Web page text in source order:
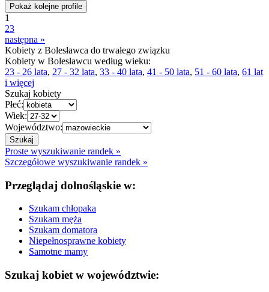
Pokaż kolejne profile
1
23
następna »
Kobiety z Bolesławca do trwałego związku
Kobiety w Bolesławcu według wieku:
23 - 26 lata, 27 - 32 lata, 33 - 40 lata, 41 - 50 lata, 51 - 60 lata, 61 lat
i więcej
Szukaj kobiety
Płeć:
Wiek:
Województwo:
Proste wyszukiwanie randek »
Szczegółowe wyszukiwanie randek »
Przeglądaj dolnośląskie w:
Szukam chłopaka
Szukam męża
Szukam domatora
Niepełnosprawne kobiety
Samotne mamy
Szukaj kobiet w województwie: